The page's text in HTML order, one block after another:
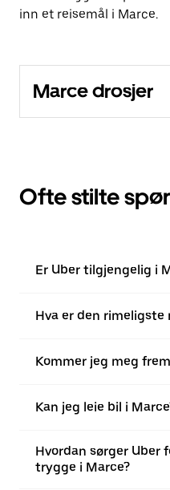
inn et reisemål i Marce.
Marce drosjer
Ofte stilte
Er Uber tilgjengelig i
Hva er den rimeligste
Kommer jeg meg
Kan jeg leie bil i
Hvordan sørger Uber
trygge i Marce?